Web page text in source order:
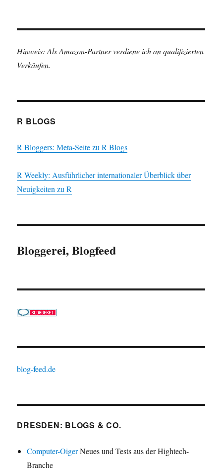
Hinweis: Als Amazon-Partner verdiene ich an qualifizierten
Verkäufen.
R BLOGS
R Bloggers: Meta-Seite zu R Blogs
R Weekly: Ausführlicher internationaler Überblick über
Neuigkeiten zu R
Bloggerei, Blogfeed
blog-feed.de
DRESDEN: BLOGS & CO.
Computer-OigerNeues und Tests aus der Hightech-
Branche